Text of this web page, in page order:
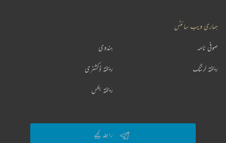
ہماری ویب سائٹس
ہندوی صوفی نامہ
ریختہ ڈکشنری ریختہ لرننگ
ریختہ بکس
رابطہ کیجیے